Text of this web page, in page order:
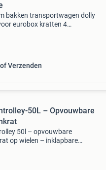
bakken transportwagen dolly
eurobox kratten 4
Verzenden
50L – Opvouwbare
50l – opvouwbare
op wielen – inklapbare